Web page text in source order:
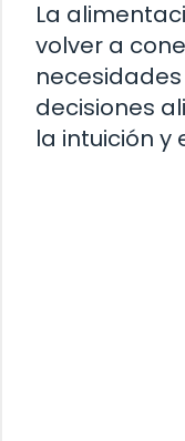
La
volver a
decisiones
la intuición y